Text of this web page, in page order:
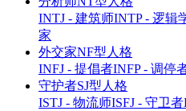
INTJ - 建筑师INTP - 逻辑
家
外交家NF型人格
INFJ - 提倡者INFP - 调停
守护者SJ型人格
ISTJ - 物流师ISFJ - 守卫者